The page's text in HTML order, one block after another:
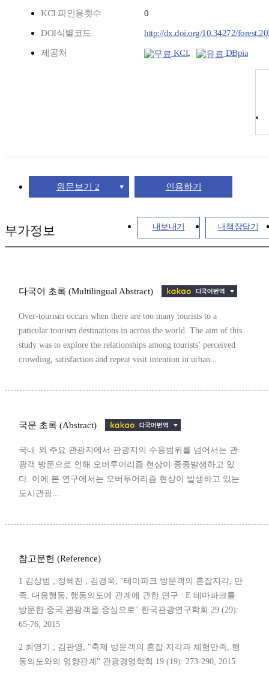
KCI 피인용횟수 0
DOI식별코드 http://dx.doi.org/10.34272/
제공처 KCI, DBpia
원문보기 2 인용하기
내보내기 내책장담기
부가정보
다국어 초록 (Multilingual Abstract)
Over-tourism occurs when there are too many tourists to a
paticular tourism destinations in across the world. The aim of this
study was to explore the relationships among tourists’ perceived
crowding, satisfaction and repeat visit intention in urban...
국문 초록 (Abstract)
국내·외 주요 관광지에서 관광지의 수용범위를 넘어서는 관
광객 방문으로 인해 오버투어리즘 현상이 종종발생하고 있
다. 이에 본 연구에서는 오버투어리즘 현상이 발생하고 있는
도시관광...
참고문헌 (Reference)
1 김상범 ; 정혜진 ; 김경욱, "테마파크 방문객의 혼잡지각, 만
족, 대응행동, 행동의도에 관계에 관한 연구 : E 테마파크를
방문한 중국 관광객을 중심으로" 한국관광연구학회 29 (29):
65-76, 2015
2 최영기 ; 김판영, "축제 방문객의 혼잡 지각과 체험만족, 행
동의도와의 영향관계" 관광경영학회 19 (19): 273-290, 2015